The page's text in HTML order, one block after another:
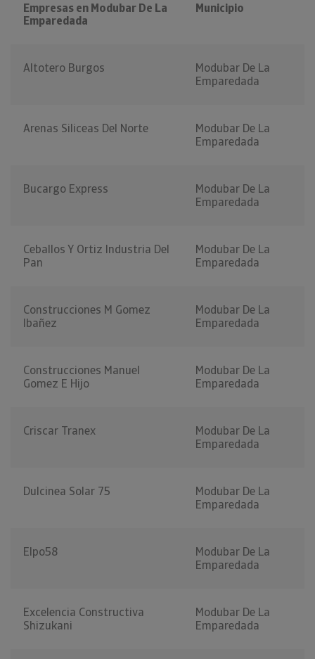
Empresas en Modubar De La
Emparedada
Municipio
Altotero Burgos
Modubar De La
Emparedada
Arenas Siliceas Del Norte
Modubar De La
Emparedada
Bucargo Express
Modubar De La
Emparedada
Ceballos Y Ortiz Industria Del
Pan
Modubar De La
Emparedada
Construcciones M Gomez
Ibañez
Modubar De La
Emparedada
Construcciones Manuel
Gomez E Hijo
Modubar De La
Emparedada
Criscar Tranex
Modubar De La
Emparedada
Dulcinea Solar 75
Modubar De La
Emparedada
Elpo58
Modubar De La
Emparedada
Excelencia Constructiva
Shizukani
Modubar De La
Emparedada